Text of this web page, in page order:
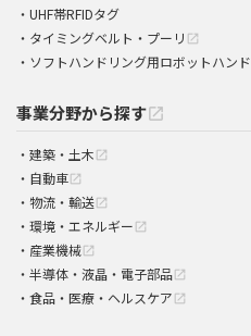
UHF帯RFIDタグ
タイミングベルト・プーリ open_in_new
ソフトハンドリング用ロボットハンド
事業分野から探すopen_in_new
建築・土木 open_in_new
自動車 open_in_new
物流・輸送 open_in_new
環境・エネルギー open_in_new
産業機械 open_in_new
半導体・液晶・電子部品 open_in_new
食品・医療・ヘルスケア open_in_new